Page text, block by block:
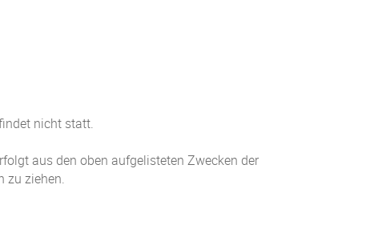
nicht statt.
aus den oben aufgelisteten Zwecken der
zu ziehen.